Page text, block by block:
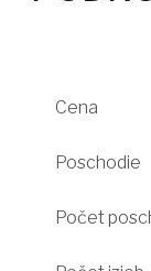
Cena
Poschodie
Počet